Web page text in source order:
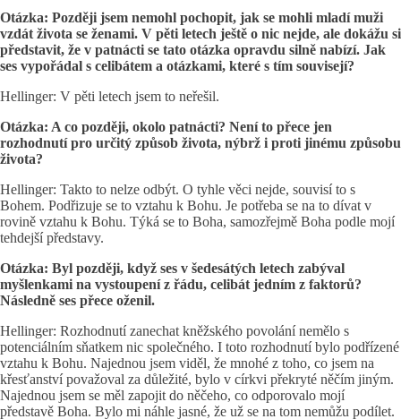
Otázka: Později jsem nemohl pochopit, jak se mohli mladí muži
vzdát života se ženami. V pěti letech ještě o nic nejde, ale dokážu si
představit, že v patnácti se tato otázka opravdu silně nabízí. Jak
ses vypořádal s celibátem a otázkami, které s tím souvisejí?
Hellinger: V pěti letech jsem to neřešil.
Otázka: A co později, okolo patnácti? Není to přece jen
rozhodnutí pro určitý způsob života, nýbrž i proti jinému způsobu
života?
Hellinger: Takto to nelze odbýt. O tyhle věci nejde, souvisí to s
Bohem. Podřizuje se to vztahu k Bohu. Je potřeba se na to dívat v
rovině vztahu k Bohu. Týká se to Boha, samozřejmě Boha podle mojí
tehdejší představy.
Otázka: Byl později, když ses v šedesátých letech zabýval
myšlenkami na vystoupení z řádu, celibát jedním z faktorů?
Následně ses přece oženil.
Hellinger: Rozhodnutí zanechat kněžského povolání nemělo s
potenciálním sňatkem nic společného. I toto rozhodnutí bylo podřízené
vztahu k Bohu. Najednou jsem viděl, že mnohé z toho, co jsem na
křesťanství považoval za důležité, bylo v církvi překryté něčím jiným.
Najednou jsem se měl zapojit do něčeho, co odporovalo mojí
představě Boha. Bylo mi náhle jasné, že už se na tom nemůžu podílet.